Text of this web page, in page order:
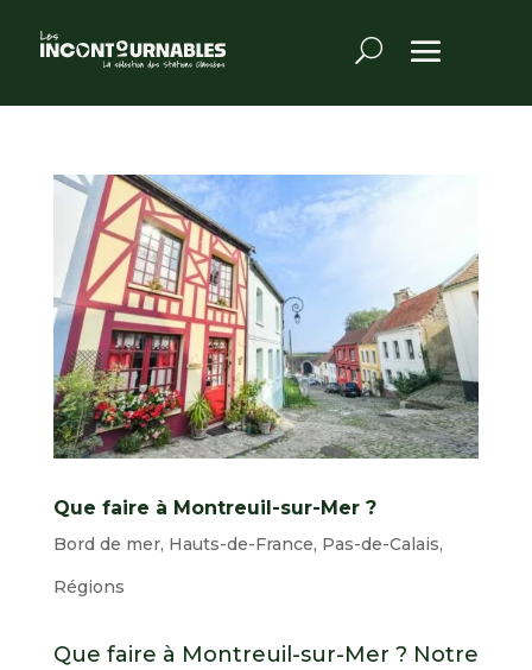
Que faire à Montreuil-sur-Mer ?
Bord de mer, Hauts-de-France, Pas-de-Calais,
Régions
Que faire à Montreuil-sur-Mer ? Notre